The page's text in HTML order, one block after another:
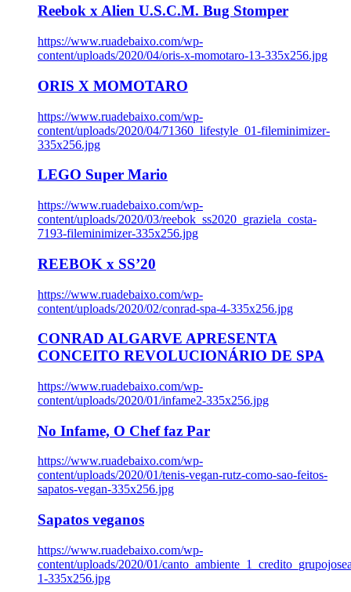
Reebok x Alien U.S.C.M. Bug Stomper
https://www.ruadebaixo.com/wp-
content/uploads/2020/04/oris-x-momotaro-13-335x256.jpg
ORIS X MOMOTARO
https://www.ruadebaixo.com/wp-
content/uploads/2020/04/71360_lifestyle_01-fileminimizer-
335x256.jpg
LEGO Super Mario
https://www.ruadebaixo.com/wp-
content/uploads/2020/03/reebok_ss2020_graziela_costa-
7193-fileminimizer-335x256.jpg
REEBOK x SS’20
https://www.ruadebaixo.com/wp-
content/uploads/2020/02/conrad-spa-4-335x256.jpg
CONRAD ALGARVE APRESENTA
CONCEITO REVOLUCIONÁRIO DE SPA
https://www.ruadebaixo.com/wp-
content/uploads/2020/01/infame2-335x256.jpg
No Infame, O Chef faz Par
https://www.ruadebaixo.com/wp-
content/uploads/2020/01/tenis-vegan-rutz-como-sao-feitos-
sapatos-vegan-335x256.jpg
Sapatos veganos
https://www.ruadebaixo.com/wp-
content/uploads/2020/01/
1-335x256.jpg